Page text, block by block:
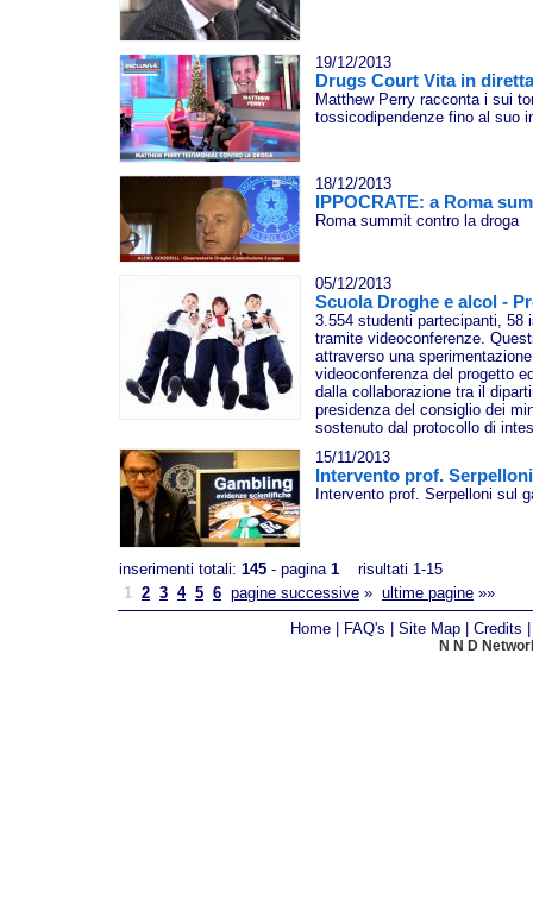
19/12/2013
Drugs Court Vita in diretta
Matthew Perry racconta i sui
tossicodipendenze fino al suo
18/12/2013
IPPOCRATE: a Roma
Roma summit contro la droga
05/12/2013
Scuola Droghe e alcol -
3.554 studenti partecipanti, 58
tramite videoconferenze.
attraverso una
videoconferenza del progetto
dalla collaborazione tra il
presidenza del consiglio dei
sostenuto dal protocollo di
15/11/2013
Intervento prof.
Intervento prof. Serpelloni sul
inserimenti totali: 145 - pagina 1 risultati 1-15
1 2 3 4 5 6 pagine successive » ultime pagine »»
Home| FAQ's Site Map| Credits
N N D